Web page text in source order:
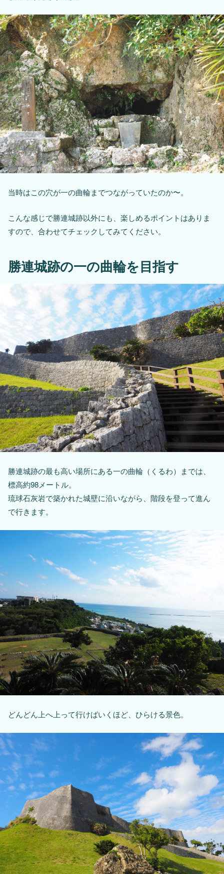
当時はこの穴が一の曲輪までつながっていたのか〜。
こんな感じで勝連城跡以外にも、楽しめるポイントはありま
すので、合わせてチェックしてみてください。
勝連城跡の一の曲輪を目指す
勝連城跡の最も高い場所にある一の曲輪（くるわ）までは、
標高約98メートル。
琉球石灰岩で築かれた城壁に沿いながら、階段を登って進ん
で行きます。
どんどん上へ上って行けばいくほど、ひらける景色。